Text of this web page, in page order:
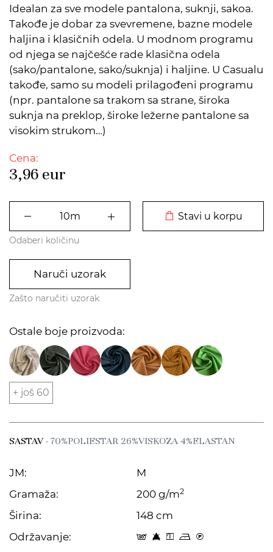
Idealan za sve modele pantalona, suknji, sakoa.
Takođe je dobar za svevremene, bazne modele
haljina i klasičnih odela. U modnom programu
od njega se najčešće rade klasična odela
(sako/pantalone, sako/suknja) i haljine. U Casualu
takođe, samo su modeli prilagođeni programu
(npr. pantalone sa trakom sa strane, široka
suknja na preklop, široke ležerne pantalone sa
visokim strukom…)
Cena:
3,96 eur
Stavi u korpu
Odaberi količinu
Naruči uzorak
Zašto naručiti uzorak
Ostale boje proizvoda:
+ još 60
SASTAV- 70%POLIESTAR 26%VISKOZA 4%ELASTAN
JM:
M
Gramaža:
200 g/m2
Širina:
148 cm
Održavanje:
s 8 y o C